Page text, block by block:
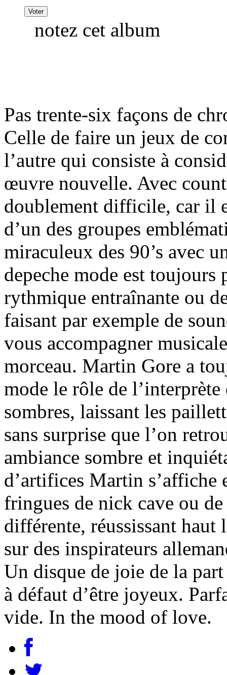
notez cet album
Pas trente-six façons de
Celle de faire un jeux de
l’autre qui consiste à
œuvre nouvelle. Avec
doublement difficile, car il
d’un des groupes
miraculeux des 90’s avec
depeche mode est toujours
rythmique entraînante ou
faisant par exemple de
vous accompagner
morceau. Martin Gore a
mode le rôle de
sombres, laissant les
sans surprise que l’on
ambiance sombre et
d’artifices Martin s’affiche
fringues de nick cave ou
différente, réussissant haut
sur des inspirateurs
Un disque de joie de la
à défaut d’être joyeux.
vide. In the mood of love.